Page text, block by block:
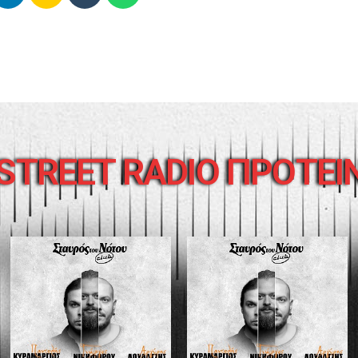
RADIO